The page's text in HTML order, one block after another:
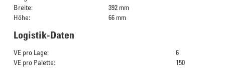
Breite:
392 mm
Höhe:
66 mm
Logistik-Daten
VE pro Lage:
6
VE pro Palette:
150